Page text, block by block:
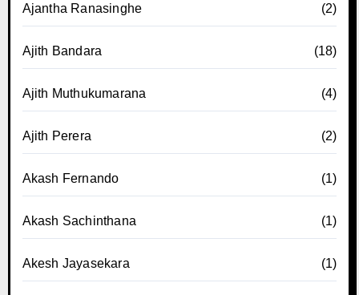
Ajantha Ranasinghe (2)
Ajith Bandara (18)
Ajith Muthukumarana (4)
Ajith Perera (2)
Akash Fernando (1)
Akash Sachinthana (1)
Akesh Jayasekara (1)